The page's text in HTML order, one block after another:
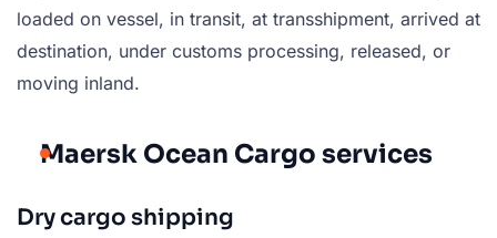
loaded on vessel, in transit, at transshipment, arrived at
destination, under customs processing, released, or
moving inland.
Maersk Ocean Cargo services
Dry cargo shipping